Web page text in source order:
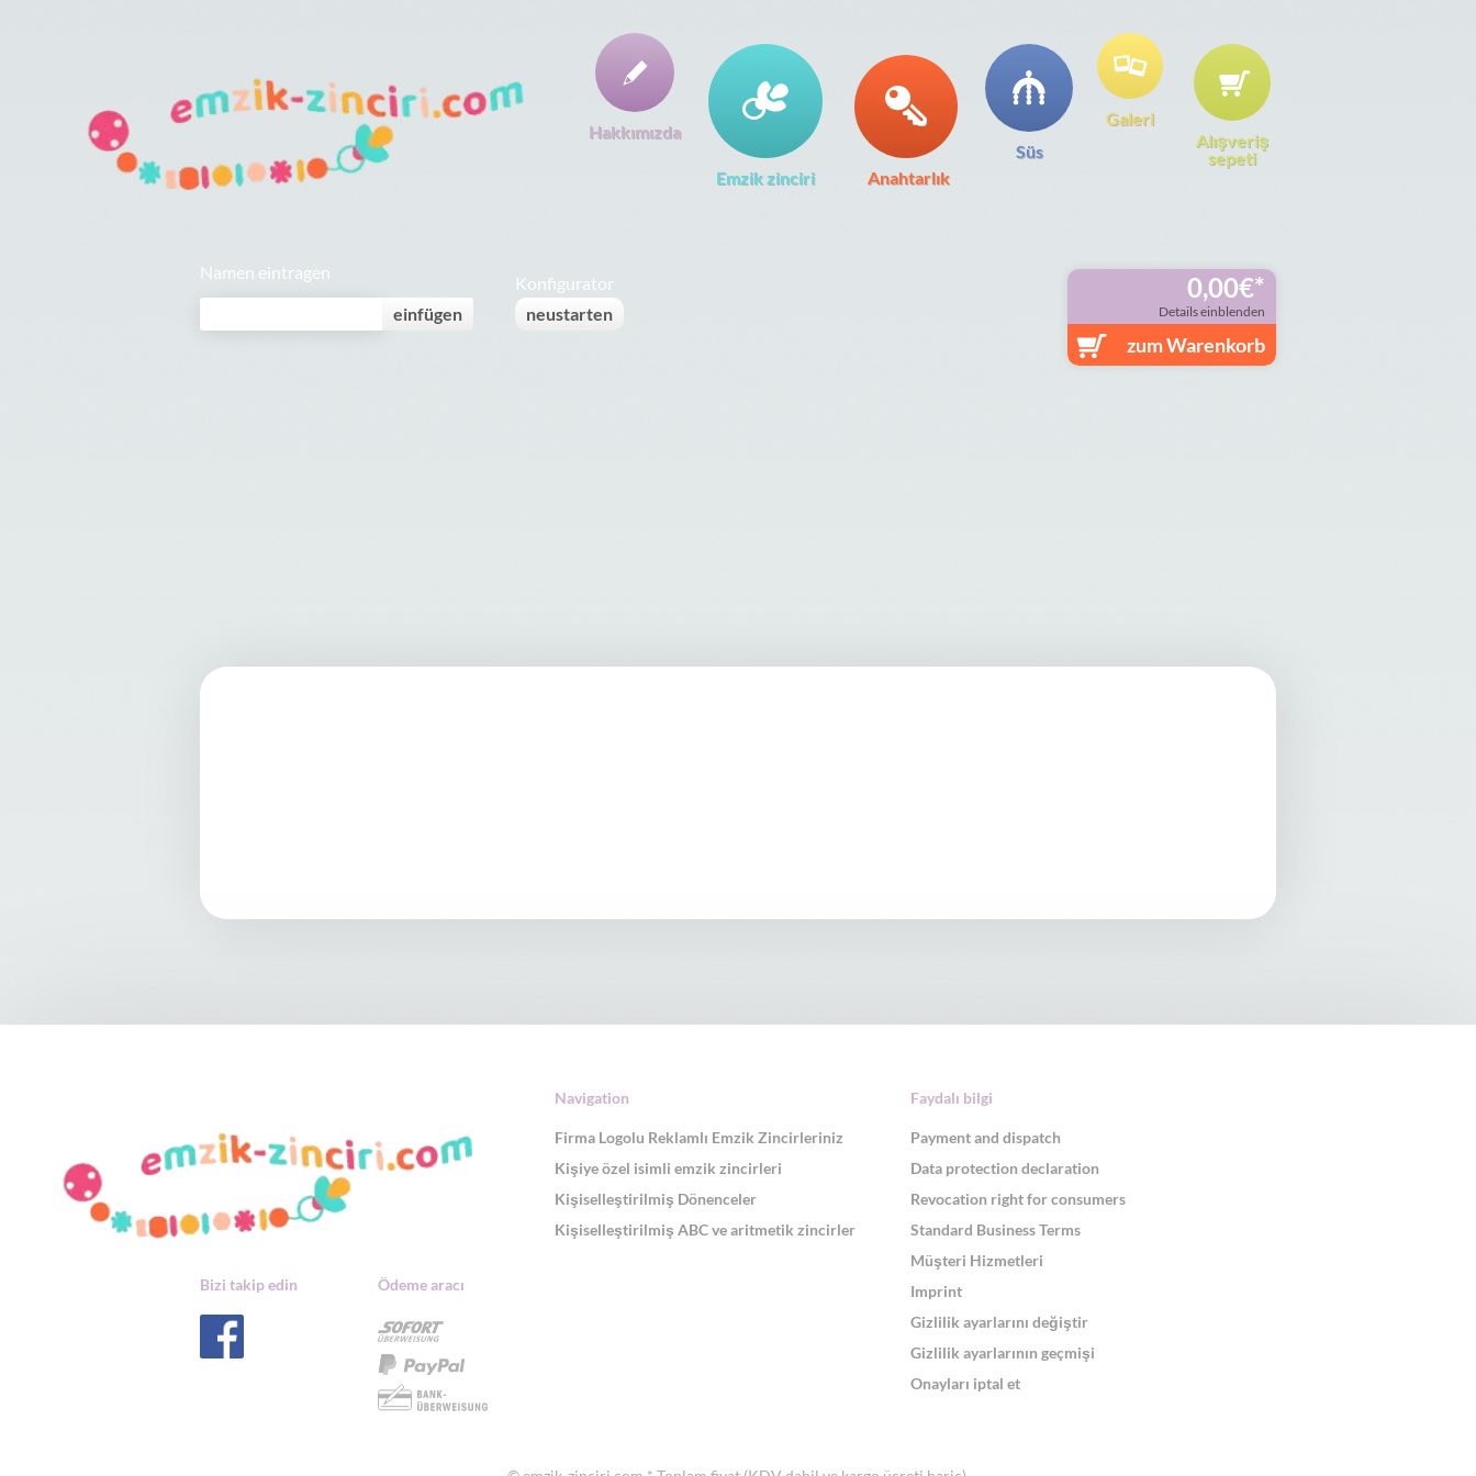
Hakkımızda
Emzik zinciri Anahtarlık
Süs
Galeri
Alışveriş
sepeti
Namen eintragen
einfügen
Konfigurator
neustarten
0,00€
Details einblenden
zum Warenkorb
Bizi takip edin Ödeme aracı
Navigation
Firma Logolu Reklamlı Emzik Zincirleriniz
Kişiye özel isimli emzik zincirleri
Kişiselleştirilmiş Dönenceler
Kişiselleştirilmiş ABC ve aritmetik zincirler
Faydalı bilgi
Payment and dispatch
Data protection declaration
Revocation right for consumers
Standard Business Terms
Müşteri Hizmetleri
Imprint
Gizlilik ayarlarını değiştir
Gizlilik ayarlarının geçmişi
Onayları iptal et